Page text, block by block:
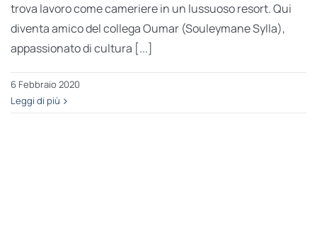
trova lavoro come cameriere in un lussuoso resort. Qui
diventa amico del collega Oumar (Souleymane Sylla),
appassionato di cultura [...]
6 Febbraio 2020
Leggi di più